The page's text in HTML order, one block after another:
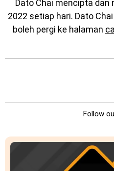
Dato Chai mencipta dan
2022 setiap hari. Dato
boleh pergi ke halaman
Follow